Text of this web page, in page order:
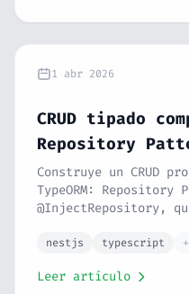
1 abr 2026
CRUD tipado
Repository
Construye un CRUD
TypeORM: Repository
@InjectRepository,
transacciones con
nestjs typescript
Leer artículo